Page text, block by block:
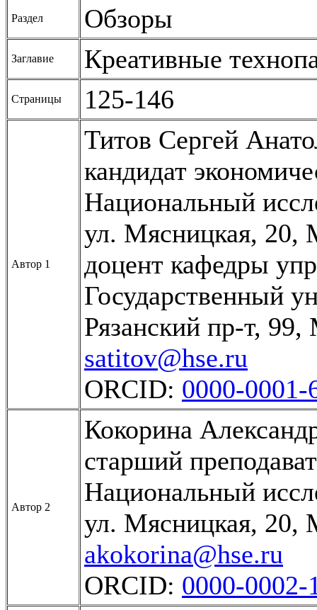
Раздел Обзоры
Заглавие Креативные
Страницы 125-146
Автор 1
Титов Сергей
кандидат
Национальный
ул. Мясницкая, 20,
доцент кафедры
Государственный
Рязанский пр-т,
satitov@hse.ru
ORCID: 0000-
Автор 2
Кокорина
старший
Национальный
ул. Мясницкая, 20,
akokorina@hse.ru
ORCID: 0000-0002-